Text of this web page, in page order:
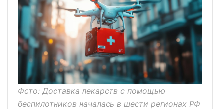
Фото: Доставка лекарств с помощью
беспилотников началась в шести регионах РФ